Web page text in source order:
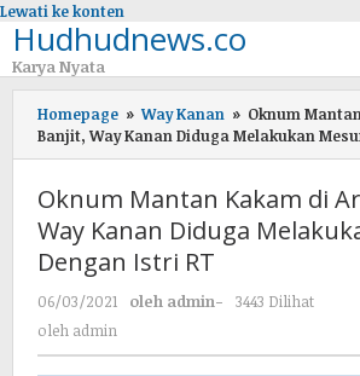
Lewati ke konten
Hudhudnews.co
Karya Nyata
Homepage » Way Kanan » Oknum
Banjit, Way Kanan Diduga Melakukan
Oknum Mantan Kakam di
Way Kanan Diduga
Dengan Istri RT
06/03/2021 oleh admin-
3443 Dilihat
oleh admin